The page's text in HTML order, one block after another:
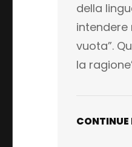
della
vuota”.
la
CONTINUE